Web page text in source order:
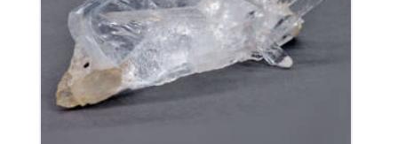
Cristal De Roche
50